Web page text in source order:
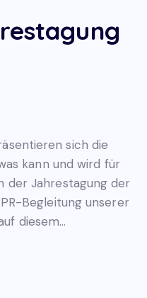
sich die
kann und wird für
der Jahrestagung der
Begleitung unserer
diesem…